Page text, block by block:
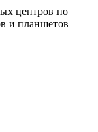
центров по
и планшетов